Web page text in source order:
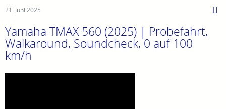
21. Juni 2025
Yamaha TMAX 560 (2025) | Probefahrt,
Walkaround, Soundcheck, 0 auf 100
km/h